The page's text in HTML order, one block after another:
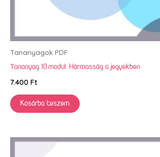
Tananyagok PDF
Tananyag 10.modul: Hármasság a jegyekben
7.400 Ft
Kosárba teszem